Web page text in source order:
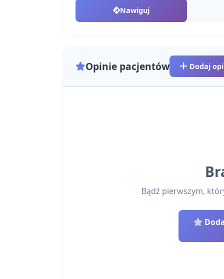
Nawiguj
Opinie pacjentów Dodaj
Bądź pierwszym,